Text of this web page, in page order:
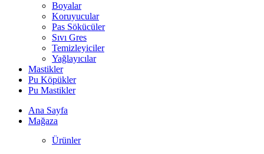
Boyalar
Koruyucular
Pas Sökücüler
Sıvı Gres
Temizleyiciler
Yağlayıcılar
Mastikler
Pu Köpükler
Pu Mastikler
Ana Sayfa
Mağaza
Ürünler